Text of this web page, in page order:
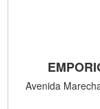
Avenida